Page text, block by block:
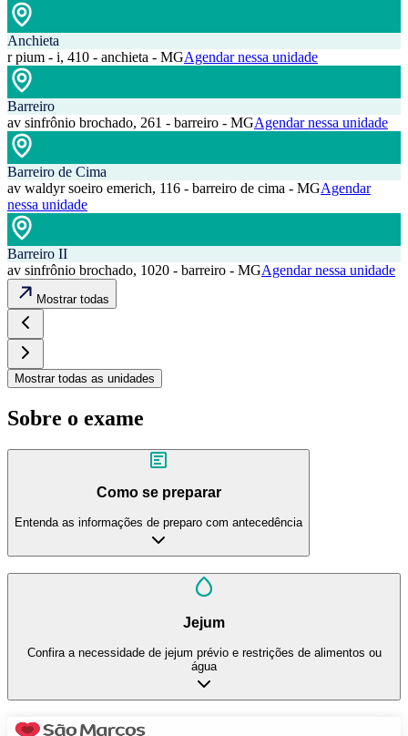
Anchieta
r pium - i, 410 - anchieta - MGAgendar nessa unidade
Barreiro
av sinfrônio brochado, 261 - barreiro - MGAgendar nessa unidade
Barreiro de Cima
av waldyr soeiro emerich, 116 - barreiro de cima - MGAgendar
nessa unidade
Barreiro II
av sinfrônio brochado, 1020 - barreiro - MGAgendar nessa unidade
Mostrar todas
Mostrar todas as unidades
Sobre o exame
Como se preparar
Entenda as informações de preparo com antecedência
Jejum
Confira a necessidade de jejum prévio e restrições de alimentos ou
água